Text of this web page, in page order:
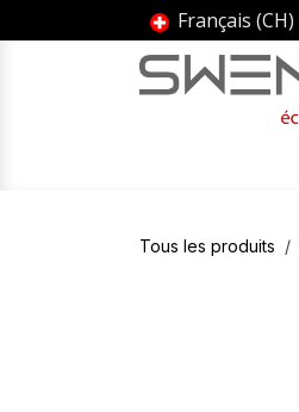
Se rendre au contenu
Français (CH)
Tous les produits